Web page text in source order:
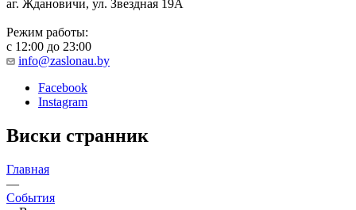
аг. Ждановичи, ул. Звездная 19А
Режим работы:
с 12:00 до 23:00
info@zaslonau.by
Facebook
Instagram
Виски странник
Главная
—
События